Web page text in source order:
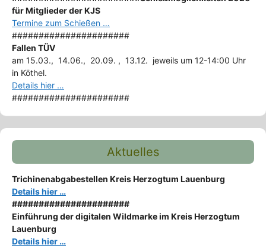
für Mitglieder der KJS
Termine zum Schießen …
######################
Fallen TÜV
am 15.03., 14.06., 20.09. , 13.12. jeweils um 12-14:00 Uhr
in Köthel.
Details hier …
######################
Aktuelles
Trichinenabgabestellen Kreis Herzogtum Lauenburg
Details hier …
######################
Einführung der digitalen Wildmarke im Kreis Herzogtum
Lauenburg
Details hier …